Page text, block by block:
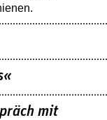
mit